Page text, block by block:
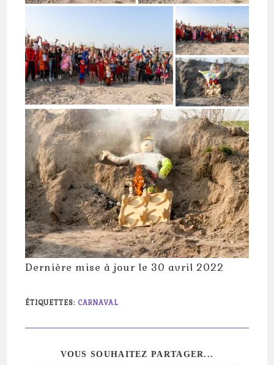
Dernière mise à jour le 30 avril 2022
ÉTIQUETTES: CARNAVAL
VOUS SOUHAITEZ PARTAGER...